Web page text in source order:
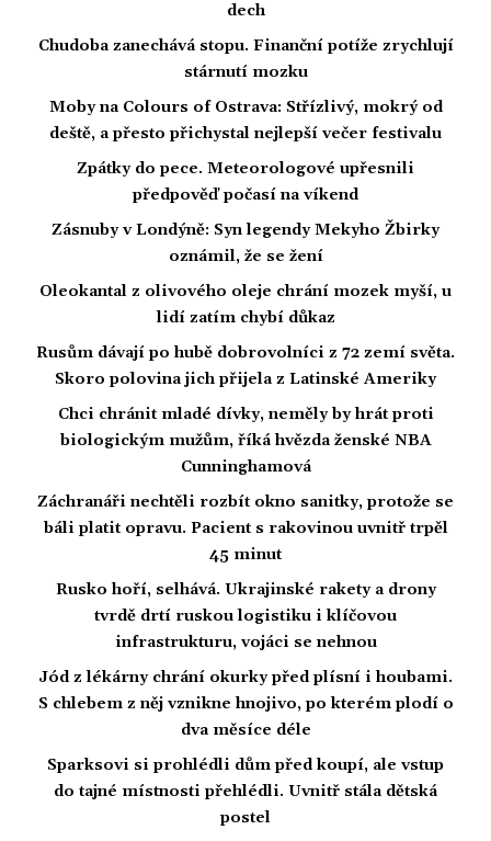
dech
Chudoba zanechává stopu. Finanční potíže zrychlují
stárnutí mozku
Moby na Colours of Ostrava: Střízlivý, mokrý od
deště, a přesto přichystal nejlepší večer festivalu
Zpátky do pece. Meteorologové upřesnili
předpověď počasí na víkend
Zásnuby v Londýně: Syn legendy Mekyho Žbirky
oznámil, že se žení
Oleokantal z olivového oleje chrání mozek myší, u
lidí zatím chybí důkaz
Rusům dávají po hubě dobrovolníci z 72 zemí světa.
Skoro polovina jich přijela z Latinské Ameriky
Chci chránit mladé dívky, neměly by hrát proti
biologickým mužům, říká hvězda ženské NBA
Cunninghamová
Záchranáři nechtěli rozbít okno sanitky, protože se
báli platit opravu. Pacient s rakovinou uvnitř trpěl
45 minut
Rusko hoří, selhává. Ukrajinské rakety a drony
tvrdě drtí ruskou logistiku i klíčovou
infrastrukturu, vojáci se nehnou
Jód z lékárny chrání okurky před plísní i houbami.
S chlebem z něj vznikne hnojivo, po kterém plodí o
dva měsíce déle
Sparksovi si prohlédli dům před koupí, ale vstup
do tajné místnosti přehlédli. Uvnitř stála dětská
postel